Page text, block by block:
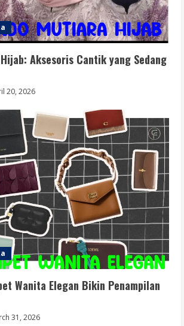
Aksesoris Cantik yang Sedang
20, 2026
Wanita Elegan Bikin Penampilan
31, 2026